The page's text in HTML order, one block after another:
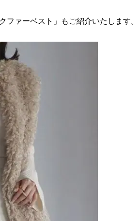
ファーベスト」もご紹介いたします。